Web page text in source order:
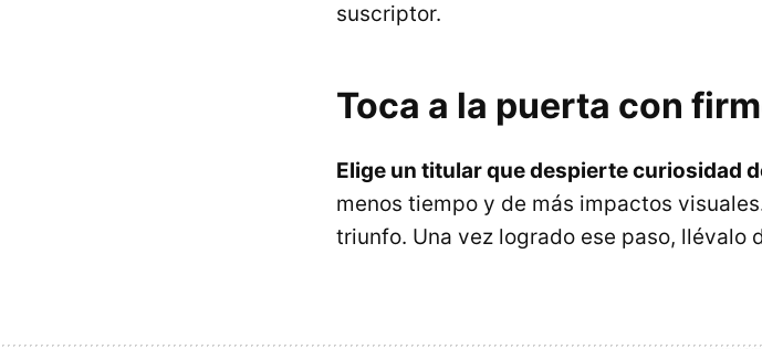
suscriptor.
Toca a la puerta con
Elige un titular que despierte curiosidad
menos tiempo y de más impactos
triunfo. Una vez logrado ese paso, llévalo